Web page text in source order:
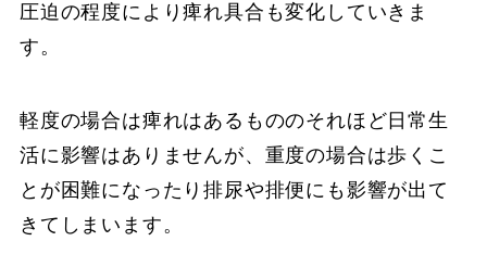
圧迫の程度により痺れ具合も変化していきま
す。
軽度の場合は痺れはあるもののそれほど日常生
活に影響はありませんが、重度の場合は歩くこ
とが困難になったり排尿や排便にも影響が出て
きてしまいます。